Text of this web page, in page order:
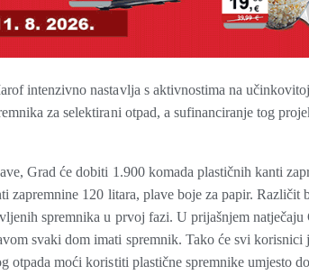
intenzivno nastavlja s aktivnostima na
za selektirani otpad, a sufinanciranje tog
Grad će dobiti 1.900 komada plastičnih kanti
zapremnine 120 litara, plave boje za papir.
spremnika u prvoj fazi. U prijašnjem
svaki dom imati spremnik. Tako će svi
otpada moći koristiti plastične spremnike umjesto